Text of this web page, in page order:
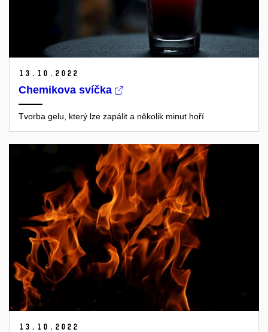
13. 10. 2022
Chemikova svíčka
Tvorba gelu, který lze zapálit a několik minut hoří
13. 10. 2022